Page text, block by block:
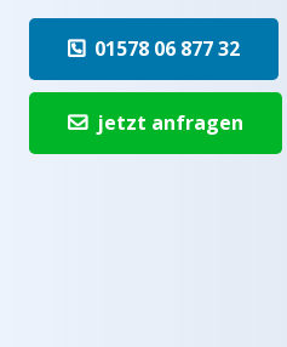
01578 06 877 32
jetzt anfragen